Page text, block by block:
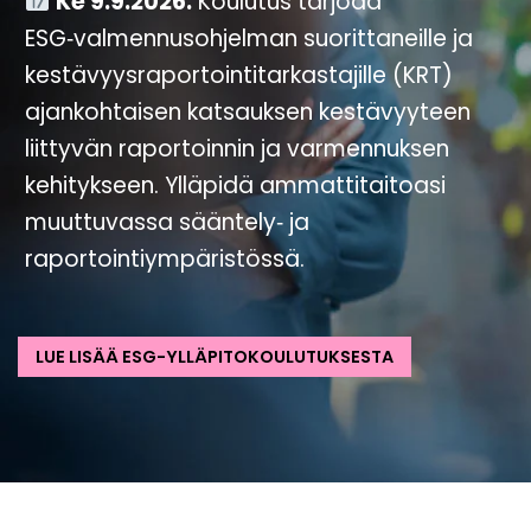
ESG‑valmennusohjelman suorittaneille ja
kestävyysraportointitarkastajille (KRT)
ajankohtaisen katsauksen kestävyyteen
liittyvän raportoinnin ja varmennuksen
kehitykseen. Ylläpidä ammattitaitoasi
muuttuvassa sääntely‑ ja
raportointiympäristössä.
LUE LISÄÄ ESG-YLLÄPITOKOULUTUKSESTA